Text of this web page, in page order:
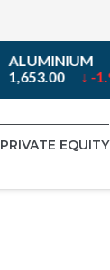
ALUMINIUM
1,653.00↓ -1.90
PRIVATE EQUITY